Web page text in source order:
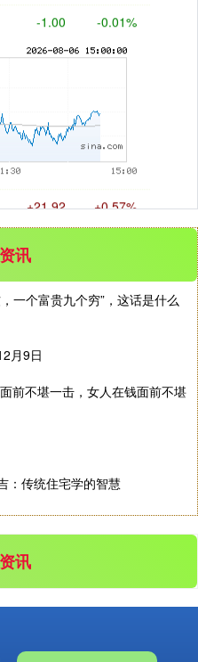
-6.85 -0.15%
讯
一个富贵九个穷”，这话是什么
月9日
前不堪一击，女人在钱面前不堪
：传统住宅学的智慧
讯